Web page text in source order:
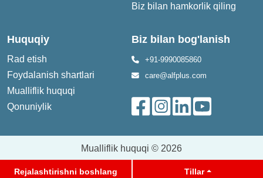
Biz bilan hamkorlik qiling
Huquqiy
Rad etish
Foydalanish shartlari
Mualliflik huquqi
Qonuniylik
Biz bilan bog'lanish
+91-9990085860
care@alfplus.com
Mualliflik huquqi © 2026
Rejalashtirishni boshlang Tillar